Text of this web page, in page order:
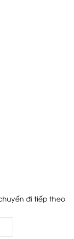
đi tiếp theo